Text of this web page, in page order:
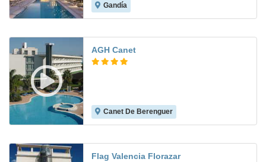
Gandía
AGH Canet
Canet De Berenguer
Flag Valencia Florazar